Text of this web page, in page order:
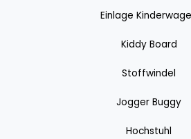
Einlage
Kiddy Board
Stoffwindel
Jogger Buggy
Hochstuhl